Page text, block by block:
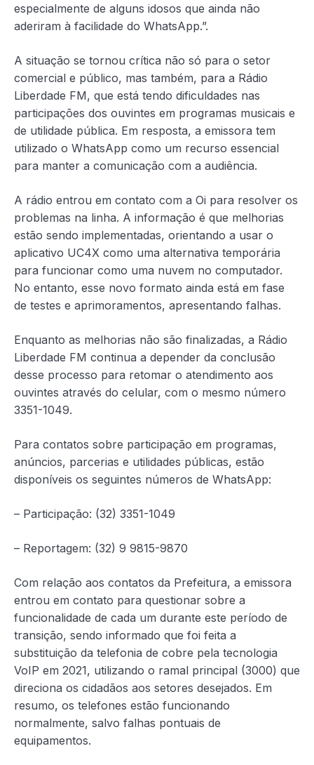
especialmente de alguns idosos que ainda não
aderiram à facilidade do WhatsApp.”.
A situação se tornou crítica não só para o setor
comercial e público, mas também, para a Rádio
Liberdade FM, que está tendo dificuldades nas
participações dos ouvintes em programas musicais e
de utilidade pública. Em resposta, a emissora tem
utilizado o WhatsApp como um recurso essencial
para manter a comunicação com a audiência.
A rádio entrou em contato com a Oi para resolver os
problemas na linha. A informação é que melhorias
estão sendo implementadas, orientando a usar o
aplicativo UC4X como uma alternativa temporária
para funcionar como uma nuvem no computador.
No entanto, esse novo formato ainda está em fase
de testes e aprimoramentos, apresentando falhas.
Enquanto as melhorias não são finalizadas, a Rádio
Liberdade FM continua a depender da conclusão
desse processo para retomar o atendimento aos
ouvintes através do celular, com o mesmo número
3351-1049.
Para contatos sobre participação em programas,
anúncios, parcerias e utilidades públicas, estão
disponíveis os seguintes números de WhatsApp:
– Participação: (32) 3351-1049
– Reportagem: (32) 9 9815-9870
Com relação aos contatos da Prefeitura, a emissora
entrou em contato para questionar sobre a
funcionalidade de cada um durante este período de
transição, sendo informado que foi feita a
substituição da telefonia de cobre pela tecnologia
VoIP em 2021, utilizando o ramal principal (3000) que
direciona os cidadãos aos setores desejados. Em
resumo, os telefones estão funcionando
normalmente, salvo falhas pontuais de
equipamentos.